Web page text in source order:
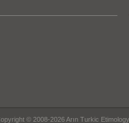
© 2008-2026 Arın Turkic